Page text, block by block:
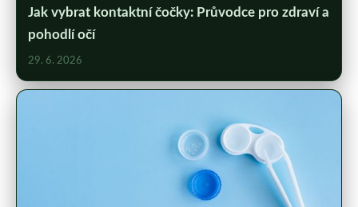
Jak vybrat kontaktní čočky: Průvodce pro zdraví a
pohodlí očí
29. 6. 2026